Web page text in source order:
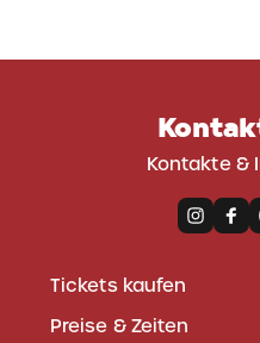
Kontakte &
Tickets kaufen
Preise & Zeiten